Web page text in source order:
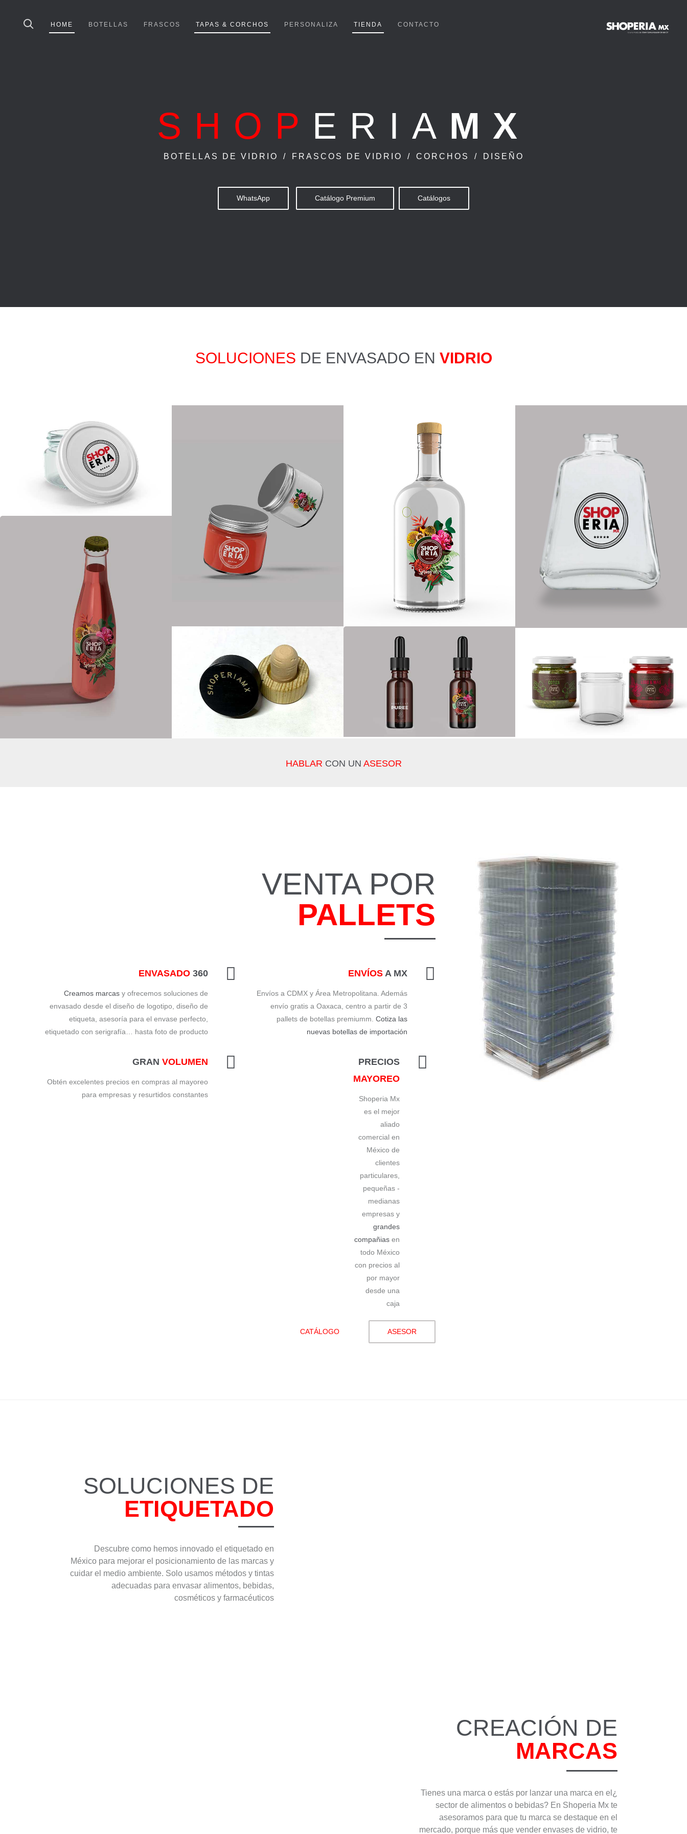
CONTACTO
TIENDA
PERSONALIZA
TAPAS & CORCHOS
FRASCOS
BOTELLAS
HOME
SHOP ERIA MX
BOTELLAS DE VIDRIO / FRASCOS DE VIDRIO / CORCHOS / DISEÑO
Catálogos
Catálogo Premium
WhatsApp
SOLUCIONES DE ENVASADO EN VIDRIO
CATÁLOGO DE LÍNEA PERSONALIZA CATÁLOGO CATÁLOGO PREMIUM CERTIFICACIÓN
CÁTALOGO DE LÍNEA
CORCHO
CATÁLOGO DE LÍNEA BRANDING
FARMA
CATÁLOGO DE LÍNEA BRANDING CERTIFICACIÓN DECORADO
HABLAR CON UN ASESOR
VENTA POR
PALLETS
ENVÍOS A MX
Envíos a CDMX y Área Metropolitana. Además
envío gratis a Oaxaca, centro a partir de 3
pallets de botellas premiumm. Cotiza las
nuevas botellas de importación
PRECIOS
MAYOREO
Shoperia Mx
es el mejor
aliado
comercial en
México de
clientes
particulares,
pequeñas -
medianas
empresas y
grandes
compañias en
todo México
con precios al
por mayor
desde una
caja
ENVASADO 360
Creamos marcas y ofrecemos soluciones de
envasado desde el diseño de logotipo, diseño de
etiqueta, asesoría para el envase perfecto,
etiquetado con serigrafía… hasta foto de producto
GRAN VOLUMEN
Obtén excelentes precios en compras al mayoreo
para empresas y resurtidos constantes
ASESOR
CATÁLOGO
SOLUCIONES DE
ETIQUETADO
Descubre como hemos innovado el etiquetado en
México para mejorar el posicionamiento de las marcas y
cuidar el medio ambiente. Solo usamos métodos y tintas
adecuadas para envasar alimentos, bebidas,
cosméticos y farmacéuticos
CREACIÓN DE
MARCAS
¿Tienes una marca o estás por lanzar una marca en el
sector de alimentos o bebidas? En Shoperia Mx te
asesoramos para que tu marca se destaque en el
mercado, porque más que vender envases de vidrio, te